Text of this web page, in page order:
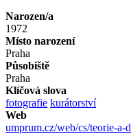
Narozen/a
1972
Místo narození
Praha
Působiště
Praha
Klíčová slova
fotografie kurátorství
Web
umprum.cz/web/cs/teorie-a-